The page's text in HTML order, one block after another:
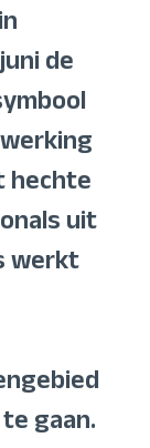
de
hechte
uit
werkt
gaan.